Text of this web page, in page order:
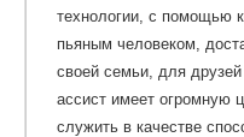
технологии, с помощью
пьяным человеком,
своей семьи, для
ассист имеет огромную
служить в качестве